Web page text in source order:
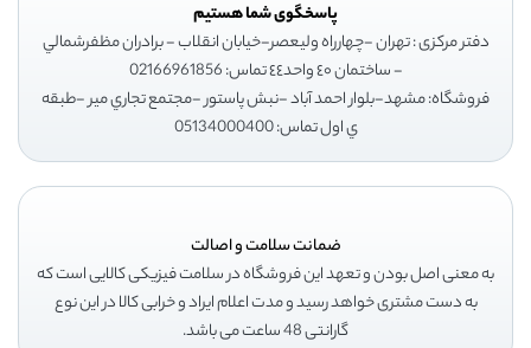
پاسخگوی شما هستیم
دفتر مرکزی : تهران -چهارراه وليعصر-خيابان انقلاب - برادران مظفرشمالي
- ساختمان ٤٠ واحد٤٤ تماس: 02166961856
فروشگاه: مشهد-بلوار احمد آباد -نبش پاستور -مجتمع تجاري مير -طبقه
ي اول تماس: 05134000400
ضمانت سلامت و اصالت
به معنی اصل بودن و تعهد این فروشگاه در سلامت فیزیکی کالایی است که
به دست مشتری خواهد رسید و مدت اعلام ایراد و خرابی کالا در این نوع
گارانتی 48 ساعت می باشد.